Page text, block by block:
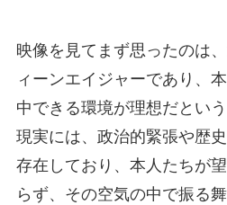
映像を見てまず思ったのは
ィーンエイジャーであり、
中できる環境が理想だとい
現実には、政治的緊張や歴
存在しており、本人たちが
らず、その空気の中で振る